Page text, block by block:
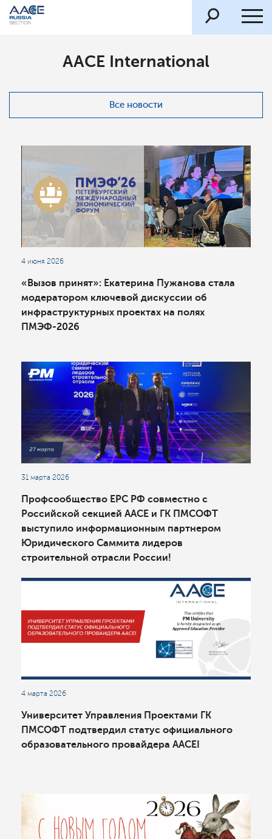
AACE International
Все новости
4 июня 2026
«Вызов принят»: Екатерина Пужанова стала
модератором ключевой дискуссии об
инфраструктурных проектах на полях
ПМЭФ-2026
31 марта 2026
Профсообщество ЕРС РФ совместно с
Российской секцией ААСЕ и ГК ПМСОФТ
выступило информационным партнером
Юридического Саммита лидеров
строительной отрасли России!
4 марта 2026
Университет Управления Проектами ГК
ПМСОФТ подтвердил статус официального
образовательного провайдера AACEI